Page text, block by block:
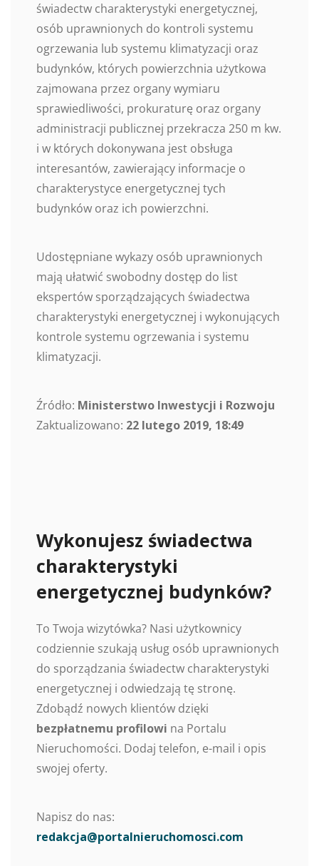
świadectw charakterystyki energetycznej,
osób uprawnionych do kontroli systemu
ogrzewania lub systemu klimatyzacji oraz
budynków, których powierzchnia użytkowa
zajmowana przez organy wymiaru
sprawiedliwości, prokuraturę oraz organy
administracji publicznej przekracza 250 m kw.
i w których dokonywana jest obsługa
interesantów, zawierający informacje o
charakterystyce energetycznej tych
budynków oraz ich powierzchni.
Udostępniane wykazy osób uprawnionych
mają ułatwić swobodny dostęp do list
ekspertów sporządzających świadectwa
charakterystyki energetycznej i wykonujących
kontrole systemu ogrzewania i systemu
klimatyzacji.
Źródło: Ministerstwo Inwestycji i Rozwoju
Zaktualizowano: 22 lutego 2019, 18:49
Wykonujesz świadectwa
charakterystyki
energetycznej budynków?
To Twoja wizytówka? Nasi użytkownicy
codziennie szukają usług osób uprawnionych
do sporządzania świadectw charakterystyki
energetycznej i odwiedzają tę stronę.
Zdobądź nowych klientów dzięki
bezpłatnemu profilowi na Portalu
Nieruchomości. Dodaj telefon, e-mail i opis
swojej oferty.
Napisz do nas:
redakcja@portalnieruchomosci.com